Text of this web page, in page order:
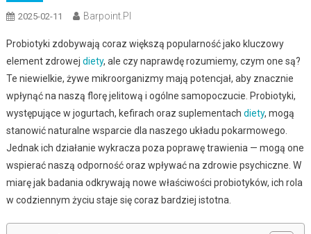
2025-02-11 Barpoint.pl
Probiotyki zdobywają coraz większą popularność jako kluczowy
element zdrowej diety, ale czy naprawdę rozumiemy, czym one są?
Te niewielkie, żywe mikroorganizmy mają potencjał, aby znacznie
wpłynąć na naszą florę jelitową i ogólne samopoczucie. Probiotyki,
występujące w jogurtach, kefirach oraz suplementach diety, mogą
stanowić naturalne wsparcie dla naszego układu pokarmowego.
Jednak ich działanie wykracza poza poprawę trawienia — mogą one
wspierać naszą odporność oraz wpływać na zdrowie psychiczne. W
miarę jak badania odkrywają nowe właściwości probiotyków, ich rola
w codziennym życiu staje się coraz bardziej istotna.